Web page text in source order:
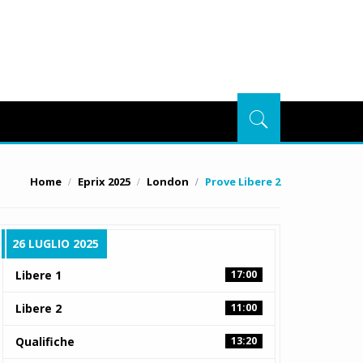
Home Eprix 2025 London Prove Libere 2
26 LUGLIO 2025
Libere 1 17:00
Libere 2 11:00
Qualifiche 13:20